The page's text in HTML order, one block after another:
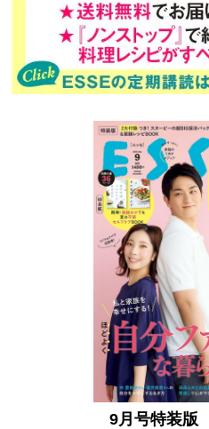
9月号特装版